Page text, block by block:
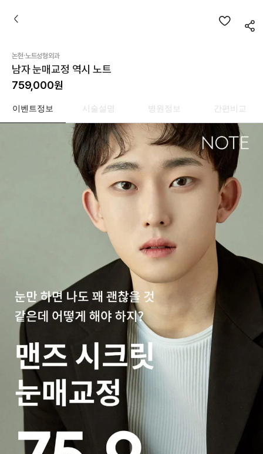
논현·노트성형외과
남자 눈매교정 역시 노트
759,000원
이벤트정보 시술설명 병원정보 간편비교